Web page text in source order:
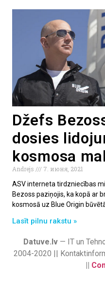
Džefs
dosies
kosmosa
Andrejs
7. июня, 2021
ASV interneta tirdzniecības
Bezoss paziņojis, ka kopā ar
kosmosā uz Blue Origin
Lasīt pilnu rakstu »
Datuve.lv— IT un
2004-2020 ||
||